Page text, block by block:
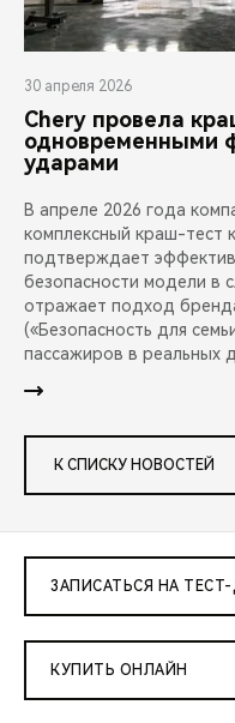
30 апреля 2026
Chery провела
одновременными
ударами
В апреле 2026 года
комплексный краш-тест
подтверждает
безопасности модели в
отражает подход
(«Безопасность для
пассажиров в реальных
К СПИСКУ НОВОСТЕЙ
ЗАПИСАТЬСЯ НА
КУПИТЬ ОНЛАЙН